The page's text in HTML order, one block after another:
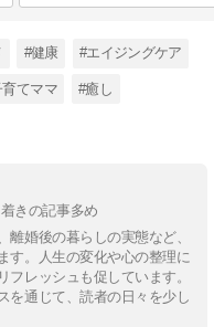
#健康 #エイジングケア
育てママ #癒し
きの記事多め
婚後の暮らしの実態など、
す。人生の変化や心の整理に
レッシュも促しています。
を通じて、読者の日々を少し